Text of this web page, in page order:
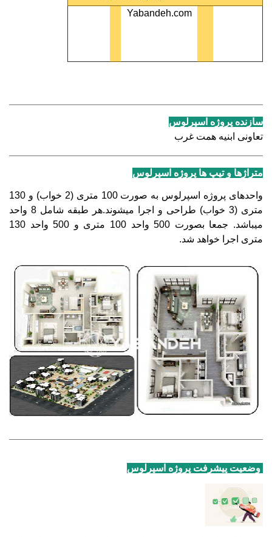
Yabandeh.com
سازنده پروژه اسپرلوس
تعاونی ابنیه همت غرب
متراژها و تیپ ها پروژه اسپرلوس
واحدهای پروژه اسپرلوس به صورت 100 متری (2 خواب) و 130
متری (3 خواب) طراحی و اجرا میشوند.هر طبقه شامل 8 واحد
میباشد. جمعا بصورت 500 واحد 100 متری و 500 واحد 130
متری اجرا خواهد شد.
وضعیت پیشرفت پروژه اسپرلوس